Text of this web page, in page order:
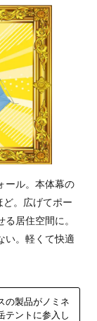
ール。本体幕の
。広げてポー
居住空間に。
い。軽くて快適
の製品がノミネ
テントに参入し